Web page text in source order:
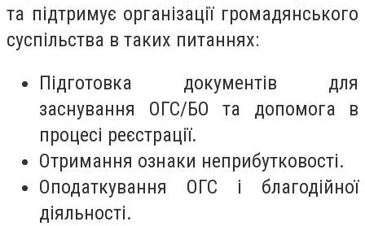
та підтримує організації громадянського
суспільства в таких питаннях:
Підготовка документів для
заснування ОГС/БО та допомога в
процесі реєстрації.
Отримання ознаки неприбутковості.
Оподаткування ОГС і благодійної
діяльності.